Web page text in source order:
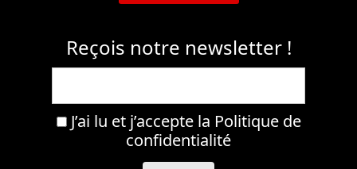
Reçois notre newsletter !
J’ai lu et j’accepte la Politique de
confidentialité